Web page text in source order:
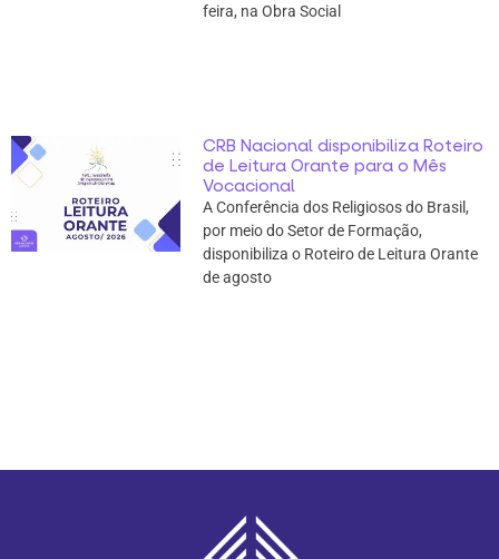
feira, na Obra Social
CRB Nacional disponibiliza Roteiro
de Leitura Orante para o Mês
Vocacional
A Conferência dos Religiosos do Brasil,
por meio do Setor de Formação,
disponibiliza o Roteiro de Leitura Orante
de agosto